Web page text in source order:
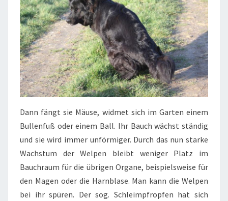
Dann fängt sie Mäuse, widmet sich im Garten einem
Bullenfuß oder einem Ball. Ihr Bauch wächst ständig
und sie wird immer unförmiger. Durch das nun starke
Wachstum der Welpen bleibt weniger Platz im
Bauchraum für die übrigen Organe, beispielsweise für
den Magen oder die Harnblase. Man kann die Welpen
bei ihr spüren. Der sog. Schleimpfropfen hat sich